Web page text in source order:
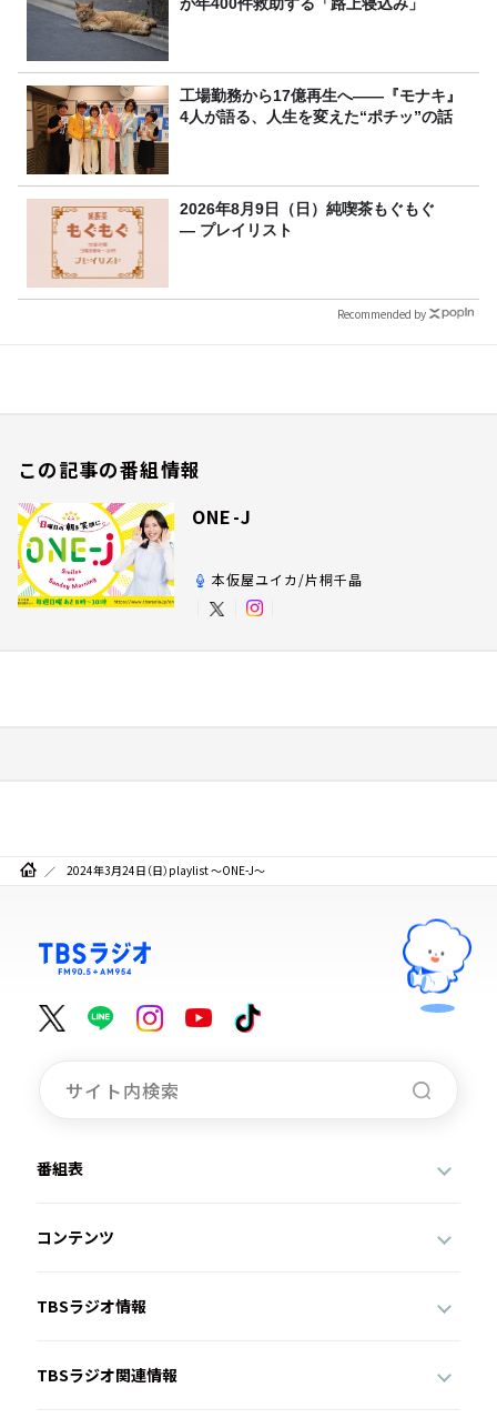
が年400件救助する「路上寝込み」
工場勤務から17億再生へ——『モナキ』
4人が語る、人生を変えた“ポチッ”の話
2026年8月9日（日）純喫茶もぐもぐ
― プレイリスト
Recommended by
この記事の番組情報
ONE-J
本仮屋ユイカ/片桐千晶
2024年3月24日（日）playlist ～ONE-J～
番組表
コンテンツ
TBSラジオ情報
TBSラジオ関連情報